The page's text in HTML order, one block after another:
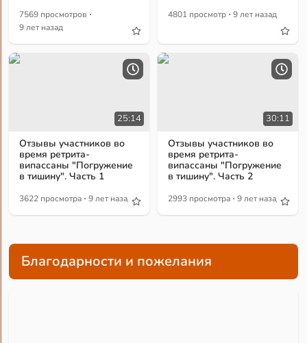
7569 просмотров ·
9 лет назад
4801 просмотр · 9 лет назад
25:14
Отзывы участников во
время ретрита-
випассаны "Погружение
в тишину". Часть 1
3622 просмотра · 9 лет назад
30:11
Отзывы участников во
время ретрита-
випассаны "Погружение
в тишину". Часть 2
2993 просмотра · 9 лет назад
Благодарности и пожелания